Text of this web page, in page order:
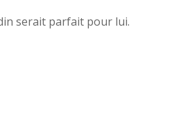
serait parfait pour lui.